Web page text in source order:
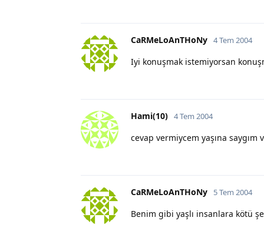
CaRMeLoAnTHoNy 4 Tem 2004
Iyi konuşmak istemiyorsan
Hami(10) 4 Tem 2004
cevap vermiycem yaşına saygım
CaRMeLoAnTHoNy 5 Tem 2004
Benim gibi yaşlı insanlara kötü